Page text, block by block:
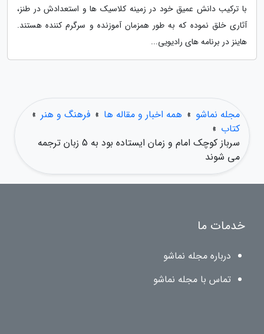
با ترکیب دانش عمیق خود در زمینه کلاسیک ها و استعدادش در طنز،
آثاری خلق نموده که به طور همزمان آموزنده و سرگرم کننده هستند.
هاینز در برنامه های رادیویی...
مجله نماشو » همه اخبار و مقاله ها » فرهنگ و هنر »
کتاب »
سرباز کوچک امام و زمان ایستاده بود به 5 زبان ترجمه
می شوند
خدمات ما
درباره مجله نماشو
تماس با مجله نماشو